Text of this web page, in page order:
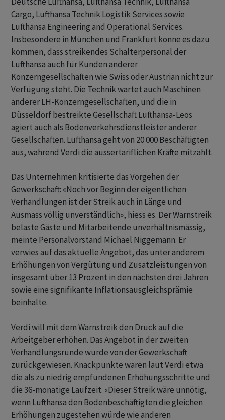
Cargo, Lufthansa Technik Logistik Services sowie
Lufthansa Engineering and Operational Services.
Insbesondere in München und Frankfurt könne es dazu
kommen, dass streikendes Schalterpersonal der
Lufthansa auch für Kunden anderer
Konzerngesellschaften wie Swiss oder Austrian nicht zur
Verfügung steht. Die Technik wartet auch Maschinen
anderer LH-Konzerngesellschaften, und die in
Düsseldorf bestreikte Gesellschaft Lufthansa-Leos
agiert auch als Bodenverkehrsdienstleister anderer
Gesellschaften. Lufthansa geht von 20 000 Beschäftigten
aus, während Verdi die aussertariflichen Kräfte mitzählt.
Das Unternehmen kritisierte das Vorgehen der
Gewerkschaft: «Noch vor Beginn der eigentlichen
Verhandlungen ist der Streik auch in Länge und
Ausmass völlig unverständlich», hiess es. Der Warnstreik
belaste Gäste und Mitarbeitende unverhältnismässig,
meinte Personalvorstand Michael Niggemann. Er
verwies auf das aktuelle Angebot, das unter anderem
Erhöhungen von Vergütung und Zusatzleistungen von
insgesamt über 13 Prozent in den nächsten drei Jahren
sowie eine signifikante Inflationsausgleichsprämie
beinhalte.
Verdi will mit dem Warnstreik den Druck auf die
Arbeitgeber erhöhen. Das Angebot in der zweiten
Verhandlungsrunde wurde von der Gewerkschaft
zurückgewiesen. Knackpunkte waren laut Verdi etwa
die als zu niedrig empfundenen Erhöhungsschritte und
die 36-monatige Laufzeit. «Dieser Streik wäre unnötig,
wenn Lufthansa den Bodenbeschäftigten die gleichen
Erhöhungen zugestehen würde wie anderen